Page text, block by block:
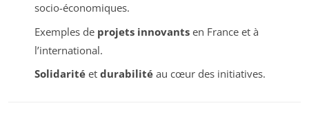
socio-économiques.
Exemples de projets innovantsen France et à
l’international.
Solidaritéet durabilitéau cœur des initiatives.